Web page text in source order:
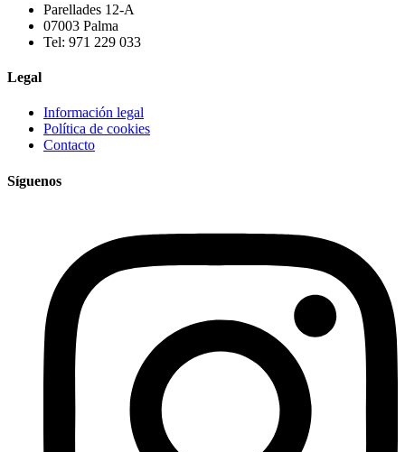
Parellades 12-A
07003 Palma
Tel: 971 229 033
Legal
Información legal
Política de cookies
Contacto
Síguenos